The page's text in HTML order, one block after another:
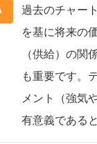
過去のチャー
を基に将来の
（供給）の関
も重要です。
メント（強気
有意義である